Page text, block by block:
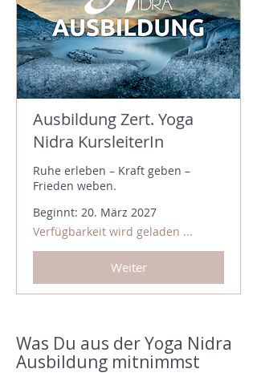
Ausbildung Zert. Yoga
Nidra KursleiterIn
Ruhe erleben – Kraft geben –
Frieden weben.
Beginnt: 20. März 2027
Verfügbarkeit wird geladen ...
Weiter
Was Du aus der Yoga Nidra
Ausbildung mitnimmst